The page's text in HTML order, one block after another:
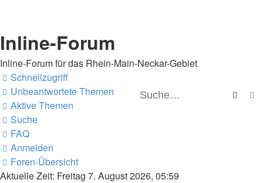
Inline-Forum
Inline-Forum für das Rhein-Main-Neckar-Gebiet
Suche
Schnellzugriff
Unbeantwortete Themen
Aktive Themen
Suche
FAQ
Anmelden
Foren-Übersicht
Aktuelle Zeit: Freitag 7. August 2026, 05:59